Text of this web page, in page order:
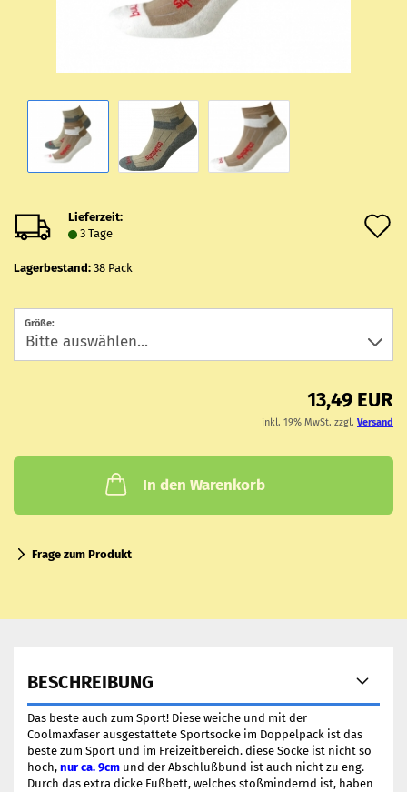
Lieferzeit:
3 Tage
Lagerbestand: 38 Pack
Größe:
13,49 EUR
inkl. 19% MwSt. zzgl. Versand
In den Warenkorb
Frage zum Produkt
BESCHREIBUNG
Das beste auch zum Sport! Diese weiche und mit der
Coolmaxfaser ausgestattete Sportsocke im Doppelpack ist das
beste zum Sport und im Freizeitbereich. diese Socke ist nicht so
hoch, nur ca. 9cm und der Abschlußbund ist auch nicht zu eng.
Durch das extra dicke Fußbett, welches stoßmindernd ist, haben